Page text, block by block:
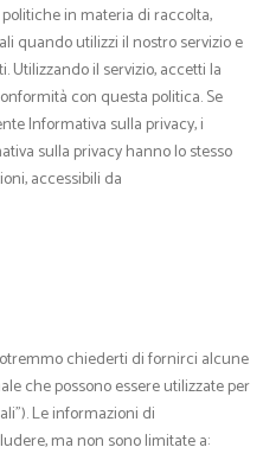
in materia di raccolta,
quando utilizzi il nostro servizio e
Utilizzando il servizio, accetti la
con questa politica. Se
Informativa sulla privacy, i
sulla privacy hanno lo stesso
accessibili da
chiederti di fornirci alcune
che possono essere utilizzate per
Le informazioni di
ma non sono limitate a: